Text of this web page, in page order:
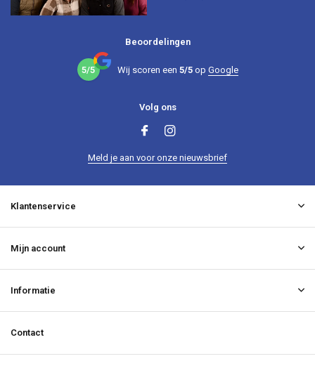
Beoordelingen
5/5 Wij scoren een 5/5op Google
Volg ons
Meld je aan voor onze nieuwsbrief
Klantenservice
Mijn account
Informatie
Contact